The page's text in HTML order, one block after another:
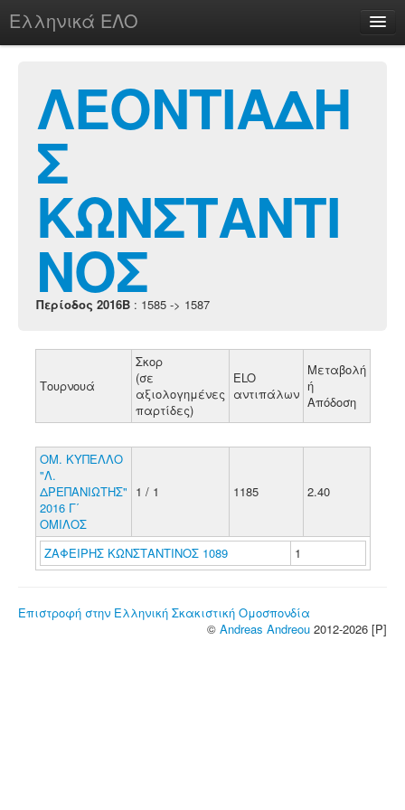
Ελληνικά ΕΛΟ
chesstu.be @ discord
Login
ΛΕΟΝΤΙΑΔΗ
Σ
ΚΩΝΣΤΑΝΤΙ
ΝΟΣ
Περίοδος 2016B : 1585 -> 1587
Τουρνουά
Σκορ
(σε
αξιολογημένες
παρτίδες)
ELO
αντιπάλων
Μεταβολή
ή
Απόδοση
ΟΜ. ΚΥΠΕΛΛΟ
"Λ.
ΔΡΕΠΑΝΙΩΤΗΣ"
2016 Γ΄
ΟΜΙΛΟΣ
1 / 1 1185 2.40
ΖΑΦΕΙΡΗΣ ΚΩΝΣΤΑΝΤΙΝΟΣ 1089 1
Επιστροφή στην Ελληνική Σκακιστική Ομοσπονδία
© Andreas Andreou 2012-2026 [P]